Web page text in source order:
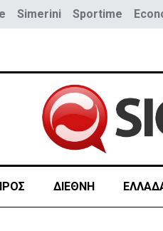
Simerini Sportime
ΔΙΕΘΝΗ